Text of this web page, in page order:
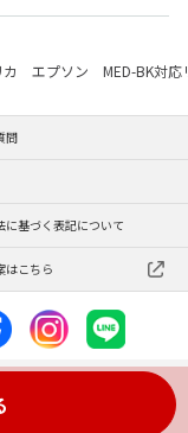
カ エプソン MED-BK対応
問
に基づく表記について
はこちら